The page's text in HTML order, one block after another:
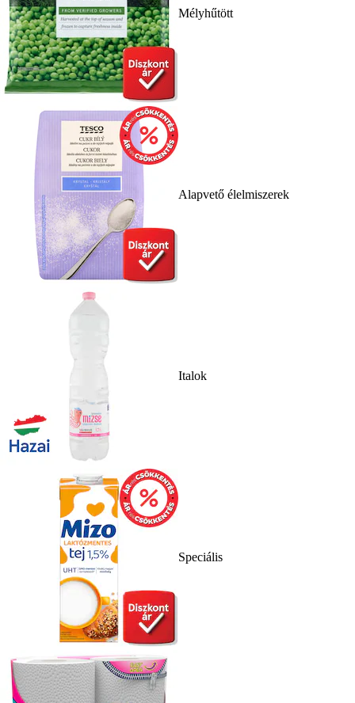
Mélyhűtött
Alapvető élelmiszerek
Italok
Speciális